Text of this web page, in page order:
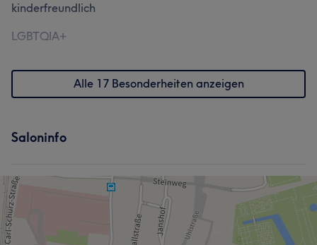
kinderfreundlich
LGBTQIA+
Alle 17 Besonderheiten anzeigen
Saloninfo